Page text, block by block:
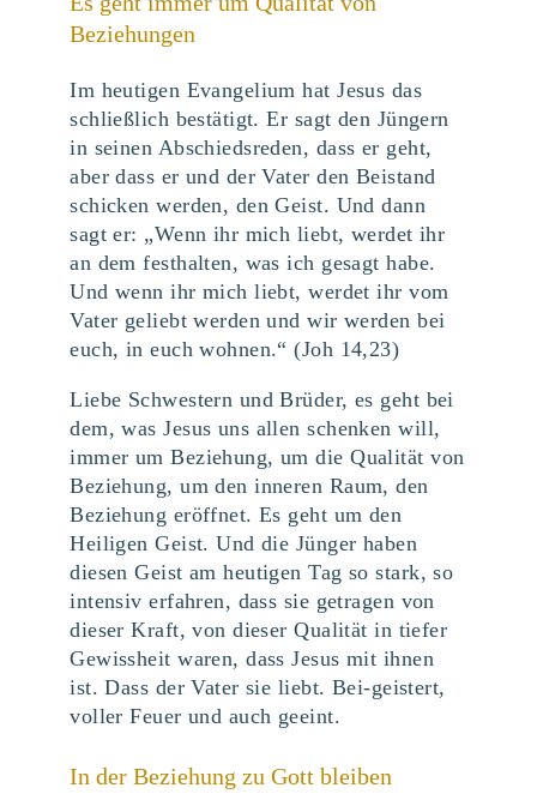
Beziehungen
Im heutigen Evangelium hat Jesus das
schließlich bestätigt. Er sagt den Jüngern
in seinen Abschiedsreden, dass er geht,
aber dass er und der Vater den Beistand
schicken werden, den Geist. Und dann
sagt er: „Wenn ihr mich liebt, werdet ihr
an dem festhalten, was ich gesagt habe.
Und wenn ihr mich liebt, werdet ihr vom
Vater geliebt werden und wir werden bei
euch, in euch wohnen.“ (Joh 14,23)
Liebe Schwestern und Brüder, es geht bei
dem, was Jesus uns allen schenken will,
immer um Beziehung, um die Qualität von
Beziehung, um den inneren Raum, den
Beziehung eröffnet. Es geht um den
Heiligen Geist. Und die Jünger haben
diesen Geist am heutigen Tag so stark, so
intensiv erfahren, dass sie getragen von
dieser Kraft, von dieser Qualität in tiefer
Gewissheit waren, dass Jesus mit ihnen
ist. Dass der Vater sie liebt. Bei-geistert,
voller Feuer und auch geeint.
In der Beziehung zu Gott bleiben